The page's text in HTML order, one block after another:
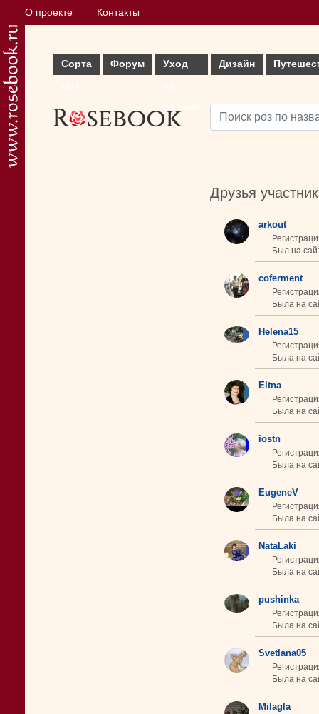
О проекте Контакты
Сорта
Форум
Уход
Дизайн
Друзья
arkout
Был на
coferment
Была на
Helena15
Была на
Eltna
Была на
iostn
Была на
EugeneV
Была на
NataLaki
Была на
pushinka
Была на
Svetlana05
Была на
Milagla